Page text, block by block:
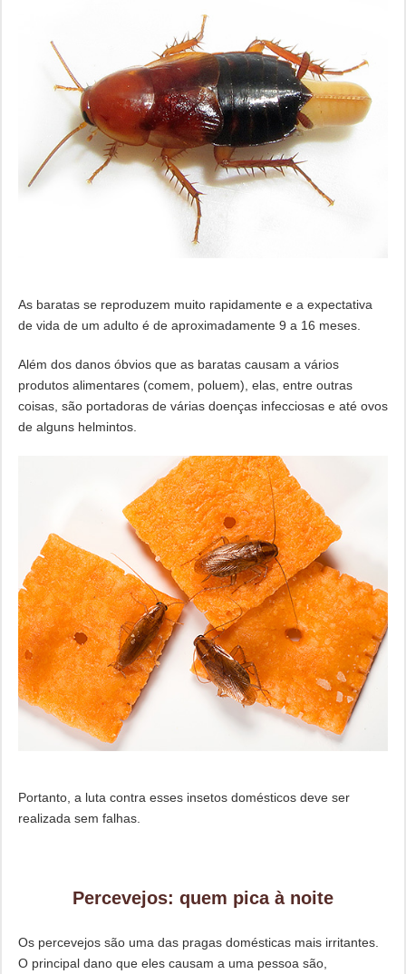
As baratas se reproduzem muito rapidamente e a expectativa
de vida de um adulto é de aproximadamente 9 a 16 meses.
Além dos danos óbvios que as baratas causam a vários
produtos alimentares (comem, poluem), elas, entre outras
coisas, são portadoras de várias doenças infecciosas e até ovos
de alguns helmintos.
Portanto, a luta contra esses insetos domésticos deve ser
realizada sem falhas.
Percevejos: quem pica à noite
Os percevejos são uma das pragas domésticas mais irritantes.
O principal dano que eles causam a uma pessoa são,